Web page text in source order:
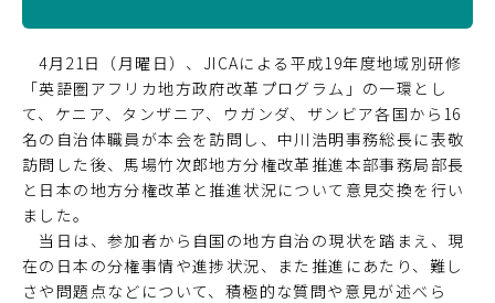
4月21日（月曜日）、JICAによる平成19年度地域別研修
「英語圏アフリカ地方政府改革プログラム」の一環とし
て、ケニア、タンザニア、ウガンダ、ザンビア各国から16
名の自治体職員が本会を訪問し、中川浩明事務総長に表敬
訪問した後、馬場竹次郎地方分権改革推進本部事務局部長
と日本の地方分権改革と推進状況について意見交換を行い
ました。
当日は、参加者から自国の地方自治の現状を踏まえ、現
在の日本の分権事情や進捗状況、また推進にあたり、難し
さや問題点などについて、積極的な質問や意見が述べら